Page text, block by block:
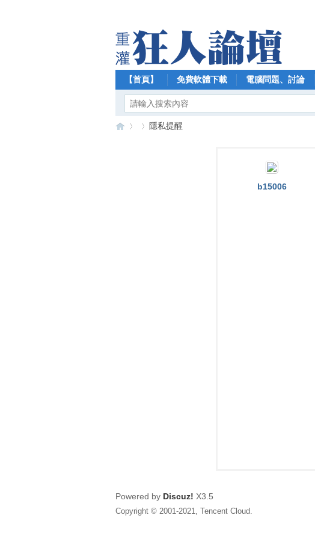
【首頁】 免費軟體下載 電腦問題、討論
隱私提醒
b15006
Powered by Discuz! X3.5
Copyright © 2001-2021, Tencent Cloud.